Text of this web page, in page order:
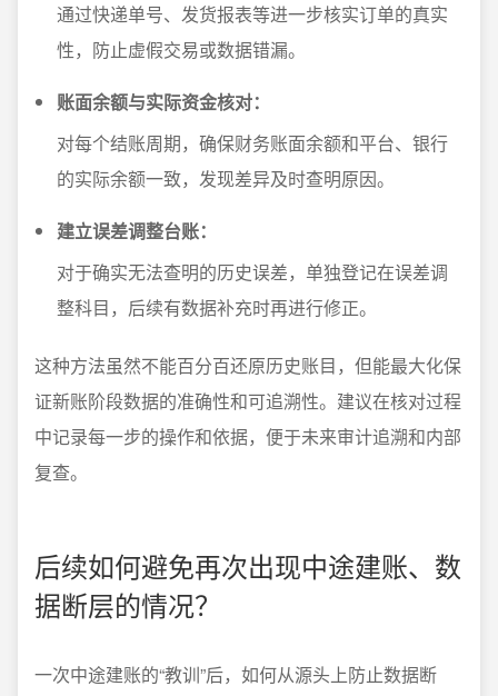
通过快递单号、发货报表等进一步核实订单的真实
性，防止虚假交易或数据错漏。
账面余额与实际资金核对：
对每个结账周期，确保财务账面余额和平台、银行
的实际余额一致，发现差异及时查明原因。
建立误差调整台账：
对于确实无法查明的历史误差，单独登记在误差调
整科目，后续有数据补充时再进行修正。
这种方法虽然不能百分百还原历史账目，但能最大化保
证新账阶段数据的准确性和可追溯性。建议在核对过程
中记录每一步的操作和依据，便于未来审计追溯和内部
复查。
后续如何避免再次出现中途建账、数
据断层的情况？
一次中途建账的“教训”后，如何从源头上防止数据断